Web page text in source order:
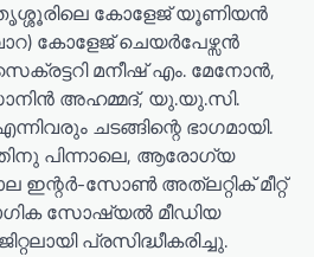
കോളേജ് യൂണിയൻ
കോളേജ് ചെയർപേഴ്സൻ
മനീഷ് എം. മേനോൻ,
അഹമ്മദ്, യു.യു.സി.
ചടങ്ങിന്റെ ഭാഗമായി.
പിന്നാലെ, ആരോഗ്യ
ഇന്റർ-സോൺ അത്‌ലറ്റിക് മീറ്റ്
സോഷ്യൽ മീഡിയ
പ്രസിദ്ധീകരിച്ചു.